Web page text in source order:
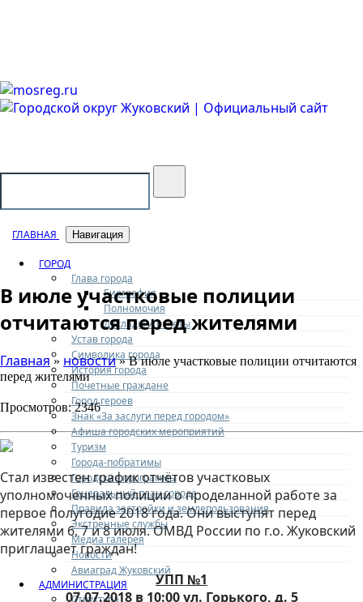
ГЛАВНАЯ Навигация
ГОРОД
Глава города
Биография
Полномочия
Доклады и отчеты
Устав города
Символика города
История города
Почетные граждане
Город героев
Знак «За заслуги перед городом»
Афиша городских мероприятий
Туризм
Города-побратимы
Городские программы
Генеральный план города
Правила застройки и землепользования
Экстренные службы
Медиа галерея
Новости
Авиаград Жуковский
АДМИНИСТРАЦИЯ
Структура
В июле участковые полиции
отчитаются перед жителями
Главная» новости» В июле участковые полиции отчитаются
перед жителями
Просмотров: 2346
Стал известен график отчётов участковых
уполномоченных полиции о проделанной работе за
первое полугодие 2018 года. Они выступят перед
жителями 6, 7 и 8 июля. ОМВД России по г.о. Жуковский
приглашает граждан!
УПП №1
07.07.2018 в 10:00 ул. Горького, д. 5